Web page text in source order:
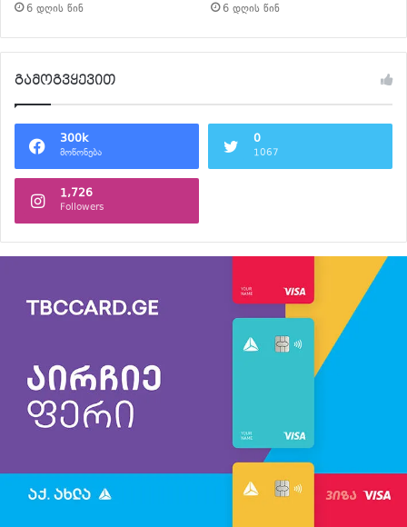
6 დღის წინ 6 დღის წინ
გამოგვყევით
300k
მოწონება
0
1067
1,726
Followers